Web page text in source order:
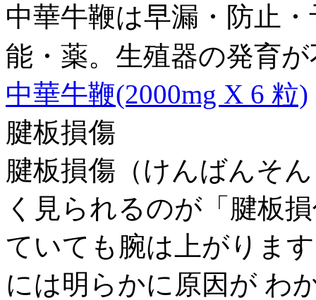
中華牛鞭は早漏・防止
能・薬。生殖器の発育
中華牛鞭(2000mg X 6 粒)
腱板損傷
腱板損傷（けんばんそ
く見られるのが「腱板
ていても腕は上がりま
には明らかに原因が わ